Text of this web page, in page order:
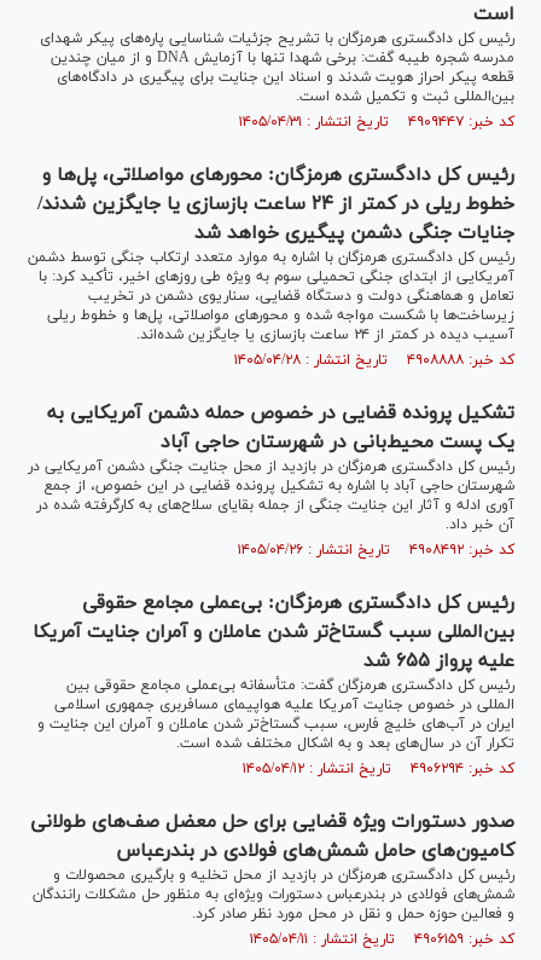
است
رئیس کل دادگستری هرمزگان با تشریح جزئیات شناسایی پاره‌های پیکر شهدای
مدرسه شجره طیبه گفت: برخی شهدا تنها با آزمایش DNA و از میان چندین
قطعه پیکر احراز هویت شدند و اسناد این جنایت برای پیگیری در دادگاه‌های
بین‌المللی ثبت و تکمیل شده است.
کد خبر: ۴۹۰۹۴۴۷ تاریخ انتشار : ۱۴۰۵/۰۴/۳۱
رئیس کل دادگستری هرمزگان: محور‌های مواصلاتی، پل‌ها و
خطوط ریلی در کمتر از ۲۴ ساعت بازسازی یا جایگزین شدند/
جنایات جنگی دشمن پیگیری خواهد شد
رئیس کل دادگستری هرمزگان با اشاره به موارد متعدد ارتکاب جنگی توسط دشمن
آمریکایی از ابتدای جنگی تحمیلی سوم به ویژه طی روز‌های اخیر، تأکید کرد: با
تعامل و هماهنگی دولت و دستگاه قضایی، سناریوی دشمن در تخریب
زیرساخت‌ها با شکست مواجه شده و محور‌های مواصلاتی، پل‌ها و خطوط ریلی
آسیب دیده در کمتر از ۲۴ ساعت بازسازی یا جایگزین شده‌اند.
کد خبر: ۴۹۰۸۸۸۸ تاریخ انتشار : ۱۴۰۵/۰۴/۲۸
تشکیل پرونده قضایی در خصوص حمله دشمن آمریکایی به
یک پست محیط‌بانی در شهرستان حاجی آباد
رئیس کل دادگستری هرمزگان در بازدید از محل جنایت جنگی دشمن آمریکایی در
شهرستان حاجی آباد با اشاره به تشکیل پرونده قضایی در این خصوص، از جمع
آوری ادله و آثار این جنایت جنگی از جمله بقایای سلاح‌های به کارگرفته شده در
آن خبر داد.
کد خبر: ۴۹۰۸۴۹۲ تاریخ انتشار : ۱۴۰۵/۰۴/۲۶
رئیس کل دادگستری هرمزگان: بی‌عملی مجامع حقوقی
بین‌المللی سبب گستاخ‌تر شدن عاملان و آمران جنایت آمریکا
علیه پرواز ۶۵۵ شد
رئیس کل دادگستری هرمزگان گفت: متأسفانه بی‌عملی مجامع حقوقی بین
المللی در خصوص جنایت آمریکا علیه هواپیمای مسافربری جمهوری اسلامی
ایران در آب‌های خلیج فارس، سبب گستاخ‌تر شدن عاملان و آمران این جنایت و
تکرار آن در سال‌های بعد و به اشکال مختلف شده است.
کد خبر: ۴۹۰۶۲۹۴ تاریخ انتشار : ۱۴۰۵/۰۴/۱۲
صدور دستورات ویژه قضایی برای حل معضل صف‌های طولانی
کامیون‌های حامل شمش‌های فولادی در بندرعباس
رئیس کل دادگستری هرمزگان در بازدید از محل تخلیه و بارگیری محصولات و
شمش‌های فولادی در بندرعباس دستورات ویژه‌ای به منظور حل مشکلات رانندگان
و فعالین حوزه حمل و نقل در محل مورد نظر صادر کرد.
کد خبر: ۴۹۰۶۱۵۹ تاریخ انتشار : ۱۴۰۵/۰۴/۱۱